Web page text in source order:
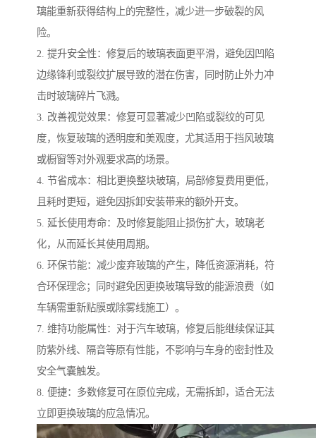
璃能重新获得结构上的完整性，减少进一步破裂的风
险。
2. 提升安全性：修复后的玻璃表面更平滑，避免因凹陷
边缘锋利或裂纹扩展导致的潜在伤害，同时防止外力冲
击时玻璃碎片飞溅。
3. 改善视觉效果：修复可显著减少凹陷或裂纹的可见
度，恢复玻璃的透明度和美观度，尤其适用于挡风玻璃
或橱窗等对外观要求高的场景。
4. 节省成本：相比更换整块玻璃，局部修复费用更低，
且耗时更短，避免因拆卸安装带来的额外开支。
5. 延长使用寿命：及时修复能阻止损伤扩大，玻璃老
化，从而延长其使用周期。
6. 环保节能：减少废弃玻璃的产生，降低资源消耗，符
合环保理念；同时避免因更换玻璃导致的能源浪费（如
车辆需重新贴膜或除雾线施工）。
7. 维持功能属性：对于汽车玻璃，修复后能继续保证其
防紫外线、隔音等原有性能，不影响与车身的密封性及
安全气囊触发。
8. 便捷：多数修复可在原位完成，无需拆卸，适合无法
立即更换玻璃的应急情况。